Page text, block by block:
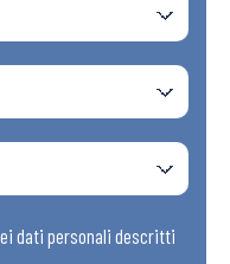
dati personali descritti